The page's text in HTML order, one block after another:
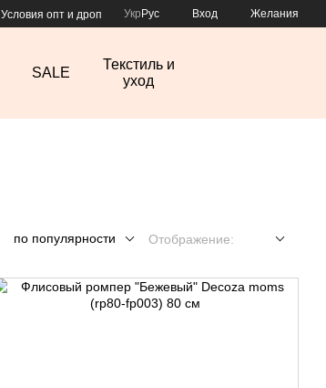
Условия опт и дроп Укр Рус Вход Желания
SALE
Текстиль и
уход
по популярности Отображение: